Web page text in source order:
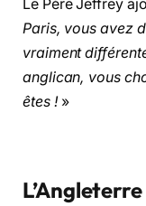
Le Père Jeffrey
Paris, vous avez
vraiment
anglican, vous
êtes !»